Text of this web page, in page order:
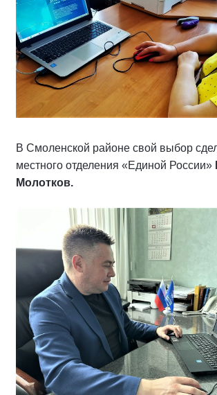
В Смоленской районе свой выбор
местного отделения «Единой России»
Молотков.